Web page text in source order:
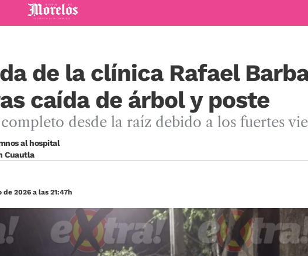
Diario de Morelos
de la clínica Rafael
caída de árbol y poste
desde la raíz debido a los fuertes
al hospital
Cuautla
2026 a las 21:47h